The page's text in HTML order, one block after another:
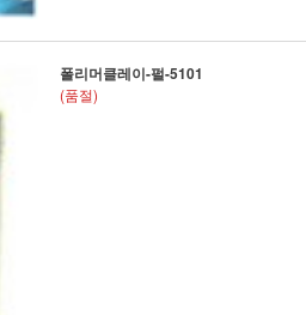
폴리머클레이-펄-5101
(품절)